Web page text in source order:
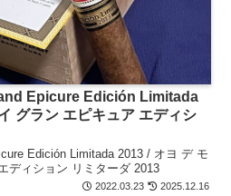
Epicure Edición Limitada
グラン エピキュア エディシ
Edición Limitada 2013 / オヨ デ モ
ディション リミターダ 2013
2022.03.23 2025.12.16